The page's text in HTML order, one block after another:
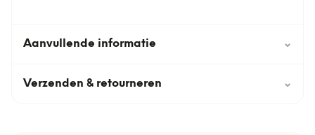
Aanvullende informatie ⌄
Verzenden & retourneren ⌄